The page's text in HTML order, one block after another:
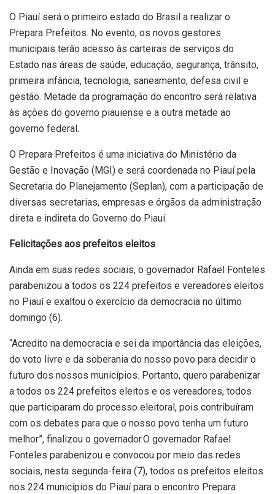
O Piauí será o primeiro estado do Brasil a realizar o
Prepara Prefeitos. No evento, os novos gestores
municipais terão acesso às carteiras de serviços do
Estado nas áreas de saúde, educação, segurança, trânsito,
primeira infância, tecnologia, saneamento, defesa civil e
gestão. Metade da programação do encontro será relativa
às ações do governo piauiense e a outra metade ao
governo federal.
O Prepara Prefeitos é uma iniciativa do Ministério da
Gestão e Inovação (MGI) e será coordenada no Piauí pela
Secretaria do Planejamento (Seplan), com a participação de
diversas secretarias, empresas e órgãos da administração
direta e indireta do Governo do Piauí.
Felicitações aos prefeitos eleitos
Ainda em suas redes sociais, o governador Rafael Fonteles
parabenizou a todos os 224 prefeitos e vereadores eleitos
no Piauí e exaltou o exercício da democracia no último
domingo (6).
“Acredito na democracia e sei da importância das eleições,
do voto livre e da soberania do nosso povo para decidir o
futuro dos nossos municípios. Portanto, quero parabenizar
a todos os 224 prefeitos eleitos e os vereadores, todos
que participaram do processo eleitoral, pois contribuíram
com os debates para que o nosso povo tenha um futuro
melhor”, finalizou o governador.O governador Rafael
Fonteles parabenizou e convocou por meio das redes
sociais, nesta segunda-feira (7), todos os prefeitos eleitos
nos 224 municípios do Piauí para o encontro Prepara